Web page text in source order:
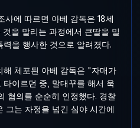
사에 따르면 아베 감독은 18세
을 말리는 과정에서 큰딸을 밀
을 행사한 것으로 알려졌다.
해 체포된 아베 감독은 "자매가
이르던 중, 말대꾸를 해서 욱
혐의를 순순히 인정했다. 경찰
그는 자정을 넘긴 심야 시간에